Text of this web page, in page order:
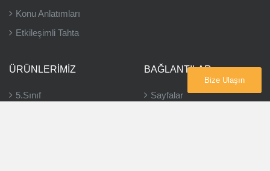
Konu Anlatımları
Etkileşimli Tahta
ÜRÜNLERIMIZ
5.Sınıf
BAĞLANTILAR
Sayfalar
Bize Ulaşın